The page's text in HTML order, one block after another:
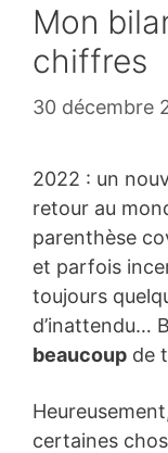
Mon
chiffres
30 décembre
2022 : un
retour au
parenthèse
et parfois
toujours
d’inattendu…
beaucoup de
certaines